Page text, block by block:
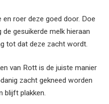
roer deze goed door. Doe
gesuikerde melk hieraan
tot dat deze zacht wordt.
van Rott is de juiste manier
zacht gekneed worden
blijft plakken.